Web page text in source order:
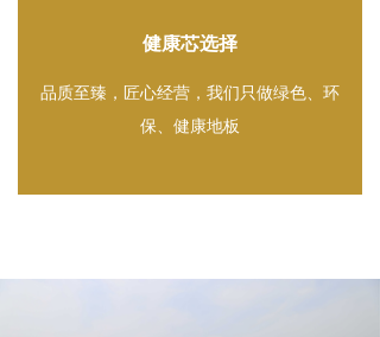
健康芯选择
品质至臻，匠心经营，我们只做绿色、环
保、健康地板